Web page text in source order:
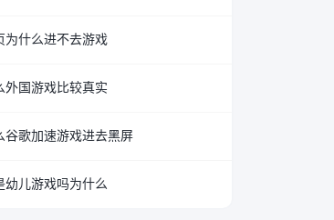
为什么进不去游戏
外国游戏比较真实
谷歌加速游戏进去黑屏
幼儿游戏吗为什么